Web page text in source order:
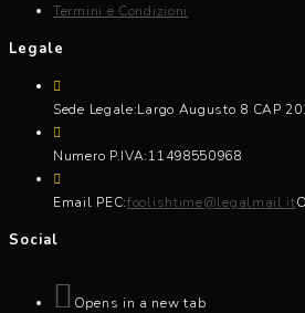
Termini e Condizioni
Legale
Sede Legale:Largo Augusto 8 CAP
Numero P.IVA:11498550968
Email PEC:foolishtime@legalmail.it
Social
Opens in a new tab